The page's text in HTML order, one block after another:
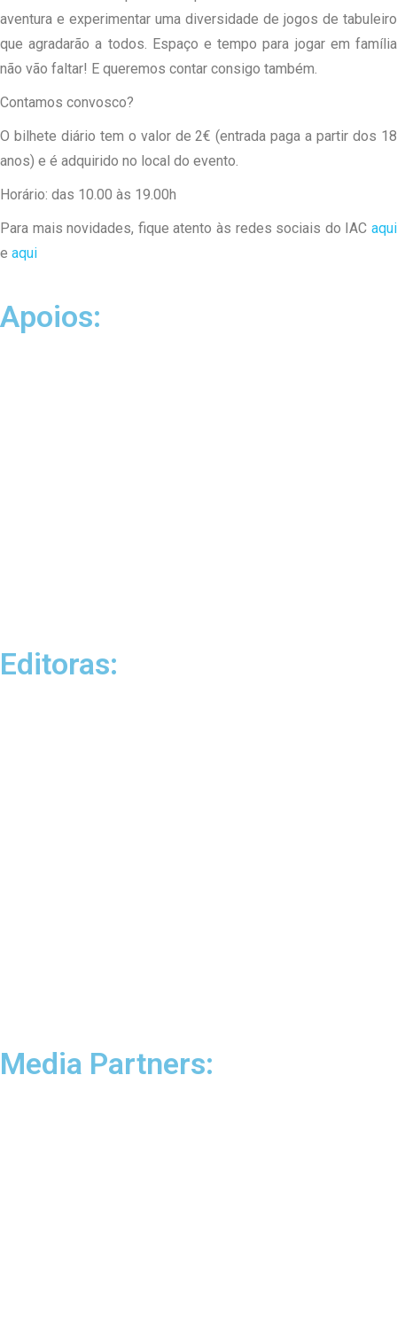
aventura e experimentar uma diversidade de jogos de tabuleiro
que agradarão a todos. Espaço e tempo para jogar em família
não vão faltar! E queremos contar consigo também.
Contamos convosco?
O bilhete diário tem o valor de 2€ (entrada paga a partir dos 18
anos) e é adquirido no local do evento.
Horário: das 10.00 às 19.00h
Para mais novidades, fique atento às redes sociais do IAC aqui
e aqui
Apoios:
Editoras:
Media Partners: